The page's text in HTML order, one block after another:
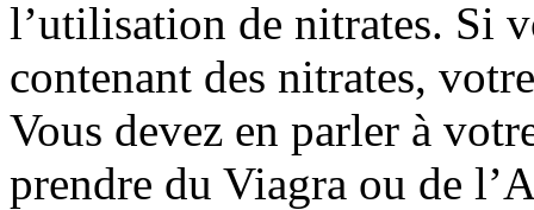
l’utilisation de nitrates. Si
contenant des nitrates,
Vous devez en parler à
prendre du Viagra ou de